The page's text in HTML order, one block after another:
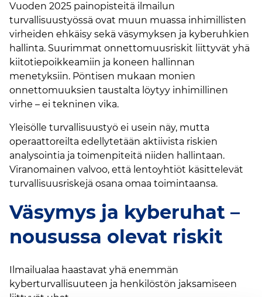
Vuoden 2025 painopisteitä ilmailun
turvallisuustyössä ovat muun muassa inhimillisten
virheiden ehkäisy sekä väsymyksen ja kyberuhkien
hallinta. Suurimmat onnettomuusriskit liittyvät yhä
kiitotiepoikkeamiin ja koneen hallinnan
menetyksiin. Pöntisen mukaan monien
onnettomuuksien taustalta löytyy inhimillinen
virhe – ei tekninen vika.
Yleisölle turvallisuustyö ei usein näy, mutta
operaattoreilta edellytetään aktiivista riskien
analysointia ja toimenpiteitä niiden hallintaan.
Viranomainen valvoo, että lentoyhtiöt käsittelevät
turvallisuusriskejä osana omaa toimintaansa.
Väsymys ja kyberuhat –
nousussa olevat riskit
Ilmailualaa haastavat yhä enemmän
kyberturvallisuuteen ja henkilöstön jaksamiseen